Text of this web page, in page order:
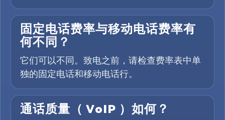
固定电话费率与移动电话费率有
何不同？
它们可以不同。致电之前，请检查费率表中单
独的固定电话和移动电话行。
通话质量（ VoIP ）如何？